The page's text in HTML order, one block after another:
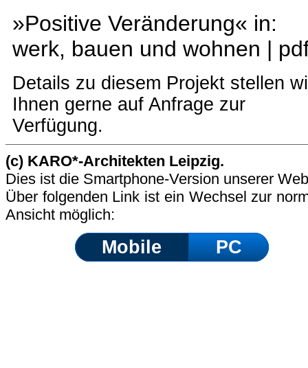
»Positive Veränderung« in:
werk, bauen und wohnen |
Details zu diesem Projekt stellen
Ihnen gerne auf Anfrage zur
Verfügung.
(c) KARO*-Architekten Leipzig.
Dies ist die Smartphone-Version unserer
Über folgenden Link ist ein Wechsel zur
Ansicht möglich:
Mobile PC